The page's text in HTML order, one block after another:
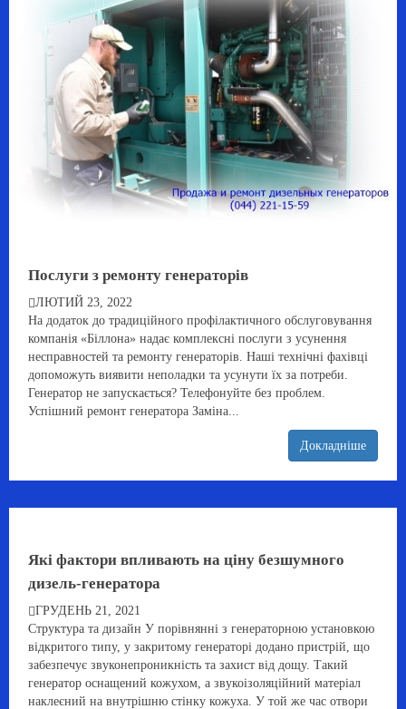
Послуги з ремонту генераторів
ЛЮТИЙ 23, 2022
На додаток до традиційного профілактичного обслуговування
компанія «Біллона» надає комплексні послуги з усунення
несправностей та ремонту генераторів. Наші технічні фахівці
допоможуть виявити неполадки та усунути їх за потреби.
Генератор не запускається? Телефонуйте без проблем.
Успішний ремонт генератора Заміна...
Докладніше
Які фактори впливають на ціну безшумного
дизель-генератора
ГРУДЕНЬ 21, 2021
Структура та дизайн У порівнянні з генераторною установкою
відкритого типу, у закритому генераторі додано пристрій, що
забезпечує звуконепроникність та захист від дощу. Такий
генератор оснащений кожухом, а звукоізоляційний матеріал
наклеєний на внутрішню стінку кожуха. У той же час отвори